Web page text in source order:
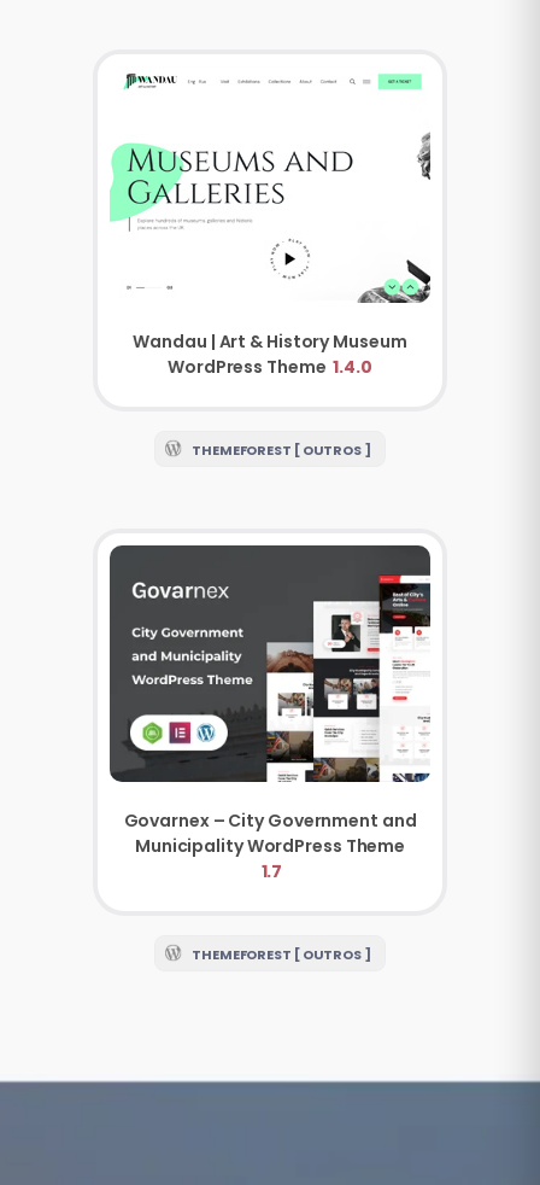
Wandau | Art & History Museum
WordPress Theme 1.4.0
THEMEFOREST [ OUTROS ]
Govarnex – City Government and
1.7
THEMEFOREST [ OUTROS ]